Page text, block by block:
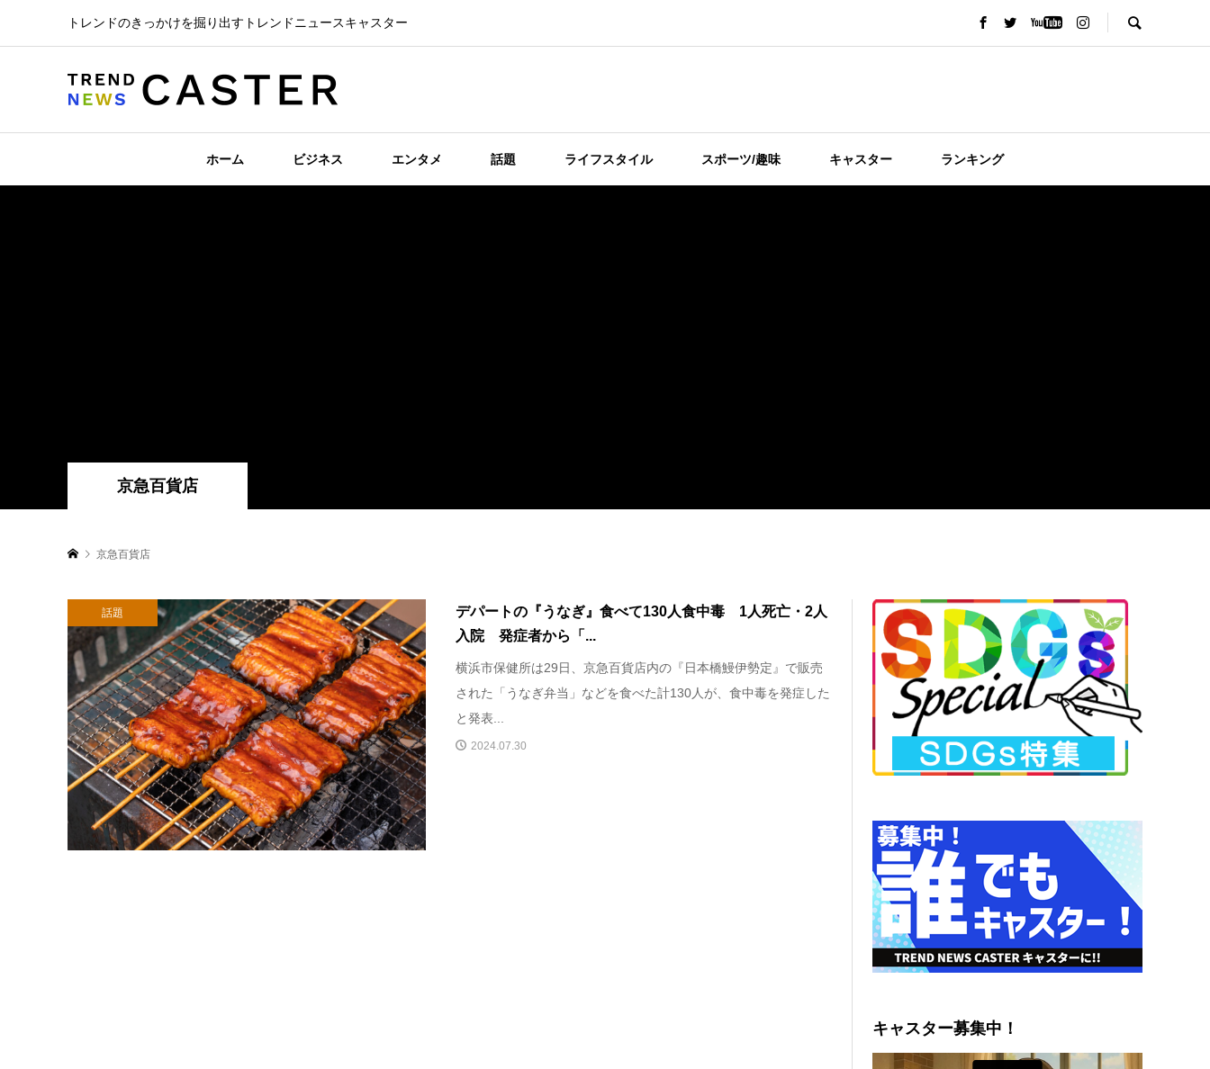
トレンドのきっかけを掘り出すトレンドニュースキャスター
ホーム ビジネス エンタメ 話題 ライフスタイル スポーツ/趣味 キャスター ランキング
京急百貨店
京急百貨店
話題
デパートの『うなぎ』食べて130人食中毒 1人死亡・2人
入院 発症者から「...
横浜市保健所は29日、京急百貨店内の『日本橋鰻伊勢定』で販売
された「うなぎ弁当」などを食べた計130人が、食中毒を発症した
と発表...
2024.07.30
キャスター募集中！